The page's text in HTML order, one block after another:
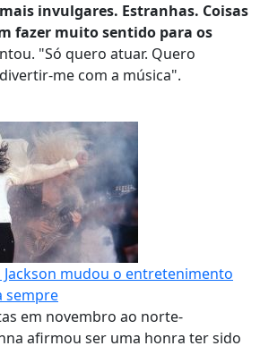
invulgares. Estranhas. Coisas
fazer muito sentido para os
"Só quero atuar. Quero
me com a música".
Jackson mudou o entretenimento
sempre
em novembro ao norte-
afirmou ser uma honra ter sido